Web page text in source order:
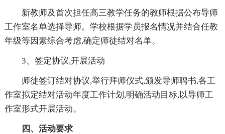
新教师及首次担任高三教学任务的教师根据公布导师
工作室名单选择导师。学校根据学员报名情况并结合任教
年级等因素综合考虑,确定师徒结对名单。
3、签定协议,开展活动
师徒签订结对协议,举行拜师仪式,颁发导师聘书,各工
作室拟定结对活动年度工作计划,明确活动目标,以导师工
作室形式开展活动。
四、活动要求